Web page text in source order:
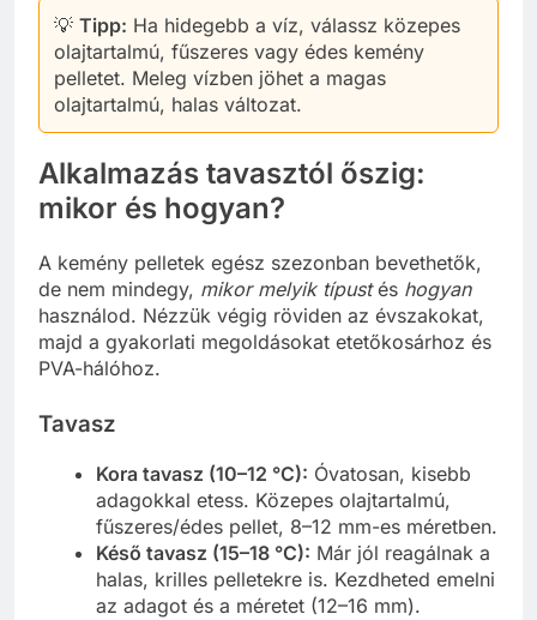
💡 Tipp: Ha hidegebb a víz, válassz közepes
olajtartalmú, fűszeres vagy édes kemény
pelletet. Meleg vízben jöhet a magas
olajtartalmú, halas változat.
Alkalmazás tavasztól őszig:
mikor és hogyan?
A kemény pelletek egész szezonban bevethetők,
de nem mindegy, mikor melyik típustés hogyan
használod. Nézzük végig röviden az évszakokat,
majd a gyakorlati megoldásokat etetőkosárhoz és
PVA-hálóhoz.
Tavasz
Kora tavasz (10–12 °C): Óvatosan, kisebb
adagokkal etess. Közepes olajtartalmú,
fűszeres/édes pellet, 8–12 mm-es méretben.
Késő tavasz (15–18 °C): Már jól reagálnak a
halas, krilles pelletekre is. Kezdheted emelni
az adagot és a méretet (12–16 mm).